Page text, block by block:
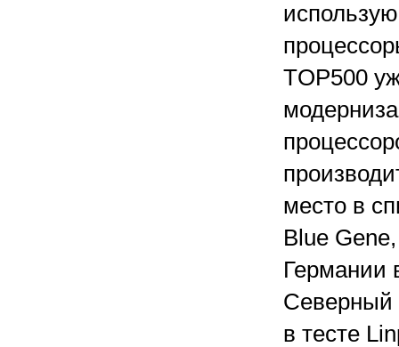
TOP500
место в
Blue
Германии
Северный
в тесте